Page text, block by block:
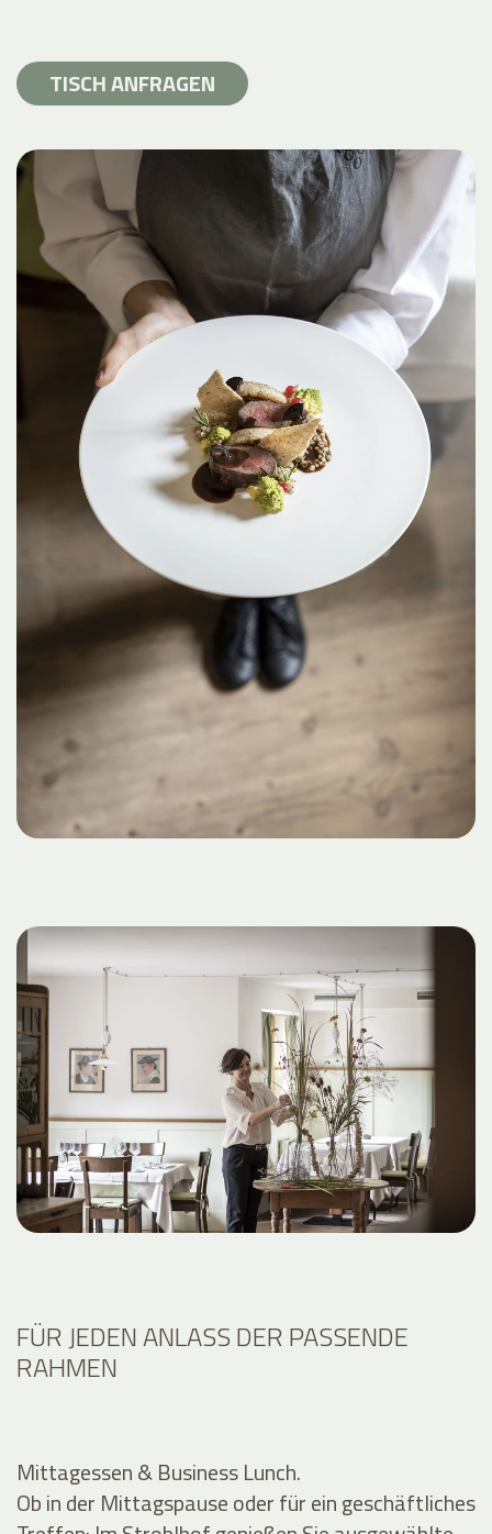
TISCH ANFRAGEN
FÜR JEDEN ANLASS DER PASSENDE
RAHMEN
Mittagessen & Business Lunch.
Ob in der Mittagspause oder für ein geschäftliches